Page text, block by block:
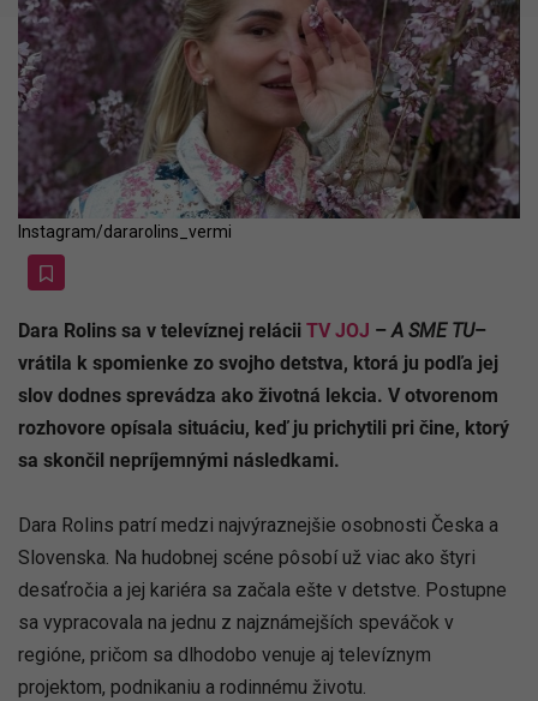
Instagram/dararolins_vermi
Dara Rolins sa v televíznej relácii TV JOJ –A SME TU–
vrátila k spomienke zo svojho detstva, ktorá ju podľa jej
slov dodnes sprevádza ako životná lekcia. V otvorenom
rozhovore opísala situáciu, keď ju prichytili pri čine, ktorý
sa skončil nepríjemnými následkami.
Dara Rolins patrí medzi najvýraznejšie osobnosti Česka a
Slovenska. Na hudobnej scéne pôsobí už viac ako štyri
desaťročia a jej kariéra sa začala ešte v detstve. Postupne
sa vypracovala na jednu z najznámejších speváčok v
regióne, pričom sa dlhodobo venuje aj televíznym
projektom, podnikaniu a rodinnému životu.